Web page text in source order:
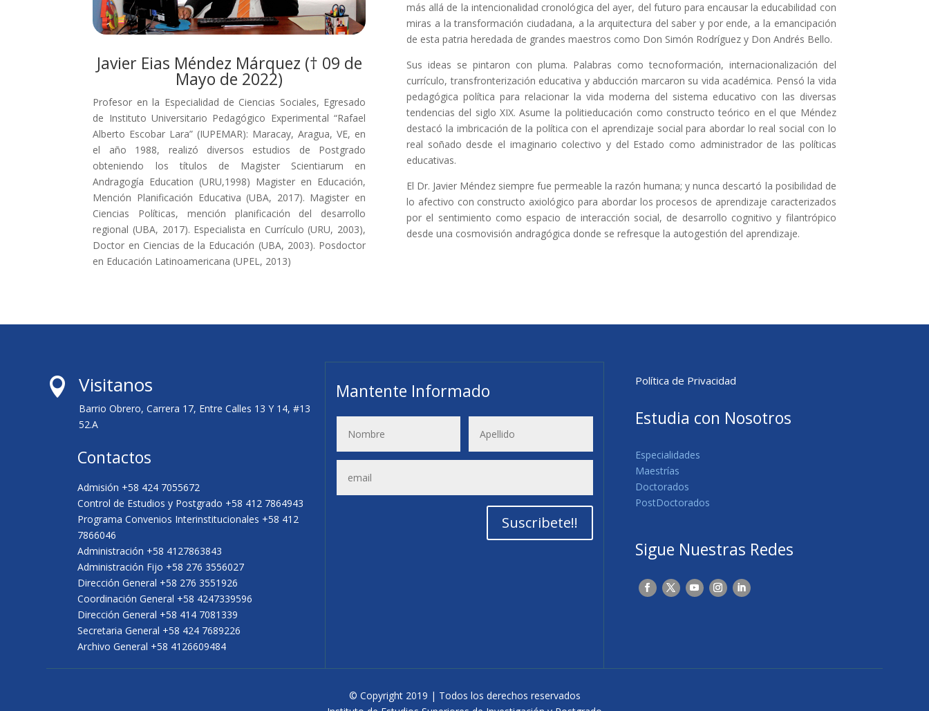
Javier Eias Méndez Márquez († 09 de
Mayo de 2022)
Profesor en la Especialidad de Ciencias Sociales, Egresado
de Instituto Universitario Pedagógico Experimental “Rafael
Alberto Escobar Lara” (IUPEMAR): Maracay, Aragua, VE, en
el año 1988, realizó diversos estudios de Postgrado
obteniendo los títulos de Magister Scientiarum en
Andragogía Education (URU,1998) Magister en Educación,
Mención Planificación Educativa (UBA, 2017). Magister en
Ciencias Políticas, mención planificación del desarrollo
regional (UBA, 2017). Especialista en Currículo (URU, 2003),
Doctor en Ciencias de la Educación (UBA, 2003). Posdoctor
en Educación Latinoamericana (UPEL, 2013)
más allá de la intencionalidad cronológica del ayer, del futuro para encausar la educabilidad con
miras a la transformación ciudadana, a la arquitectura del saber y por ende, a la emancipación
de esta patria heredada de grandes maestros como Don Simón Rodríguez y Don Andrés Bello.
Sus ideas se pintaron con pluma. Palabras como tecnoformación, internacionalización del
currículo, transfronterización educativa y abducción marcaron su vida académica. Pensó la vida
pedagógica política para relacionar la vida moderna del sistema educativo con las diversas
tendencias del siglo XIX. Asume la politieducación como constructo teórico en el que Méndez
destacó la imbricación de la política con el aprendizaje social para abordar lo real social con lo
real soñado desde el imaginario colectivo y del Estado como administrador de las políticas
educativas.
El Dr. Javier Méndez siempre fue permeable la razón humana; y nunca descartó la posibilidad de
lo afectivo con constructo axiológico para abordar los procesos de aprendizaje caracterizados
por el sentimiento como espacio de interacción social, de desarrollo cognitivo y filantrópico
desde una cosmovisión andragógica donde se refresque la autogestión del aprendizaje.
 Visitanos
Barrio Obrero, Carrera 17, Entre Calles 13 Y 14, #13
52.A
Contactos
Admisión +58 424 7055672
Control de Estudios y Postgrado +58 412 7864943
Programa Convenios Interinstitucionales +58 412
7866046
Administración +58 4127863843
Administración Fijo +58 276 3556027
Dirección General +58 276 3551926
Coordinación General +58 4247339596
Dirección General +58 414 7081339
Secretaria General +58 424 7689226
Archivo General +58 4126609484
Mantente Informado
Suscribete!!
Política de Privacidad
Estudia con Nosotros
Especialidades
Maestrías
Doctorados
PostDoctorados
Sigue Nuestras Redes
© Copyright 2019 | Todos los derechos reservados